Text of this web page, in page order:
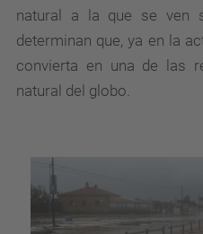
natural a la que se ven
determinan que, ya en la
convierta en una de las
natural del globo.